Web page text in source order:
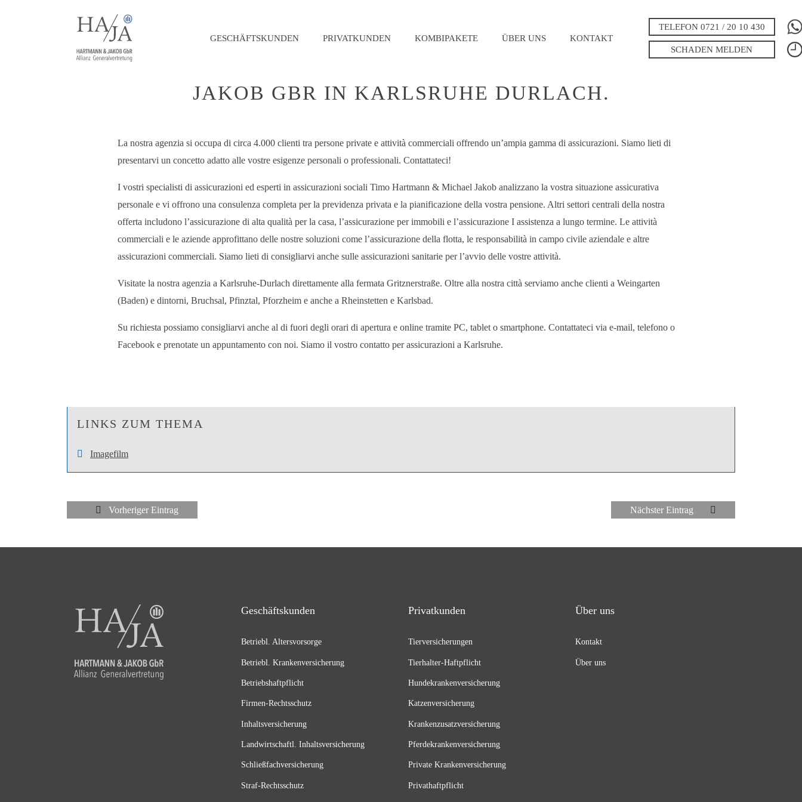
GESCHÄFTSKUNDEN PRIVATKUNDEN KOMBIPAKETE ÜBER UNS KONTAKT
TELEFON 0721 / 20 10 430
SCHADEN MELDEN
BENVENUTI ALL‘AGENZIA ALLIANZ HARTMANN &
JAKOB GBR IN KARLSRUHE DURLACH.
La nostra agenzia si occupa di circa 4.000 clienti tra persone private e attività commerciali offrendo un’ampia gamma di assicurazioni. Siamo lieti di
presentarvi un concetto adatto alle vostre esigenze personali o professionali. Contattateci!
I vostri specialisti di assicurazioni ed esperti in assicurazioni sociali Timo Hartmann & Michael Jakob analizzano la vostra situazione assicurativa
personale e vi offrono una consulenza completa per la previdenza privata e la pianificazione della vostra pensione. Altri settori centrali della nostra
offerta includono l’assicurazione di alta qualità per la casa, l’assicurazione per immobili e l’assicurazione I assistenza a lungo termine. Le attività
commerciali e le aziende approfittano delle nostre soluzioni come l’assicurazione della flotta, le responsabilità in campo civile aziendale e altre
assicurazioni commerciali. Siamo lieti di consigliarvi anche sulle assicurazioni sanitarie per l’avvio delle vostre attività.
Visitate la nostra agenzia a Karlsruhe-Durlach direttamente alla fermata Gritznerstraße. Oltre alla nostra città serviamo anche clienti a Weingarten
(Baden) e dintorni, Bruchsal, Pfinztal, Pforzheim e anche a Rheinstetten e Karlsbad.
Su richiesta possiamo consigliarvi anche al di fuori degli orari di apertura e online tramite PC, tablet o smartphone. Contattateci via e-mail, telefono o
Facebook e prenotate un appuntamento con noi. Siamo il vostro contatto per assicurazioni a Karlsruhe.
LINKS ZUM THEMA
Imagefilm
Vorheriger Eintrag Nächster Eintrag
Geschäftskunden
Betriebl. Altersvorsorge
Betriebl. Krankenversicherung
Betriebshaftpflicht
Firmen-Rechtsschutz
Inhaltsversicherung
Landwirtschaftl. Inhaltsversicherung
Schließfachversicherung
Straf-Rechtsschutz
Privatkunden
Tierversicherungen
Tierhalter-Haftpflicht
Hundekrankenversicherung
Katzenversicherung
Krankenzusatzversicherung
Pferdekrankenversicherung
Private Krankenversicherung
Privathaftpflicht
Über uns
Kontakt
Über uns